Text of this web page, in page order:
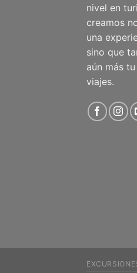
nivel en
creamos
una
sino que
aún más
viajes.